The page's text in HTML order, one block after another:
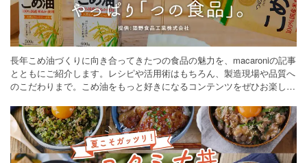
長年こめ油づくりに向き合ってきたつの食品の魅力を、macaroniの記事
とともにご紹介します。レシピや活用術はもちろん、製造現場や品質へ
のこだわりまで。こめ油をもっと好きになるコンテンツをぜひお楽しみ